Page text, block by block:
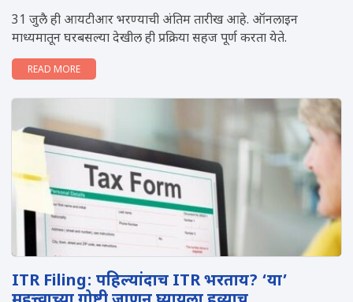
31 जुलै ही आयटीआर भरण्याची अंतिम तारीख आहे. ऑनलाइन
माध्यमातून घरबसल्या देखील ही प्रक्रिया सहज पूर्ण करता येते.
READ MORE
ITR Filing: पहिल्यांदाच ITR भरताय? ‘या’